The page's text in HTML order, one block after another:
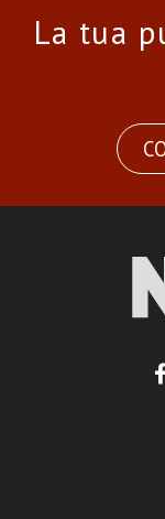
La tua